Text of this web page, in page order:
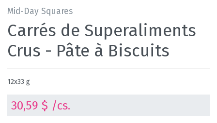
Mid-Day Squares
Carrés de Superaliments
Crus - Pâte à Biscuits
12x33 g
30,59 $ /cs.